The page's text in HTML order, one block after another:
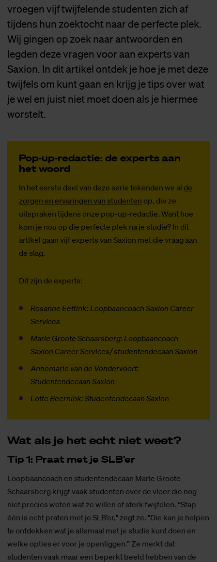
vroegen vijf twijfelende studenten zich af
tijdens hun zoektocht naar de perfecte plek.
Wij gingen op zoek naar antwoorden en
legden deze vragen voor aan experts van
Saxion. In dit artikel ontdek je hoe je met deze
twijfels om kunt gaan en krijg je tips over wat
je wel en juist niet moet doen als je hiermee
worstelt.
Pop-up-re­dac­tie: de ex­perts aan
het woord
In het eerste deel van deze serie tekenden we al de
zorgen en ervaringen van studenten op, die ze
uitspraken tijdens onze pop-up-redactie. Want hoe
kom je nou op die perfecte plek na je studie? In dit
artikel gaan vijf experts van Saxion met die vraag aan
de slag.
Dit zijn de experts:
Rosanne Eeftink: Loopbaancoach Saxion Career
Services
Marle Groote Schaarsberg: Loopbaancoach
Saxion Career Services/ studentendecaan Saxion
Annemarie van de Vondervoort:
Studentendecaan Saxion
Lotte Beernink: Studentendecaan Saxion
Wat als je het echt niet weet?
Tip 1: Praat met je SLB’er
Loopbaancoach en studentendecaan Marle Groote
Schaarsberg krijgt vaak studenten over de vloer die nog
niet precies weten wat ze willen of sterk twijfelen. “Stap
één is echt praten met je SLB’er," zegt ze. "Die kan je helpen
te ontdekken wat je allemaal met je studie kunt doen en
welke opties er voor je openliggen.” Ze merkt dat
studenten vaak maar een beperkt beeld hebben van de